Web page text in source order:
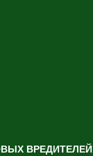
ВРЕДИТЕЛЕЙ